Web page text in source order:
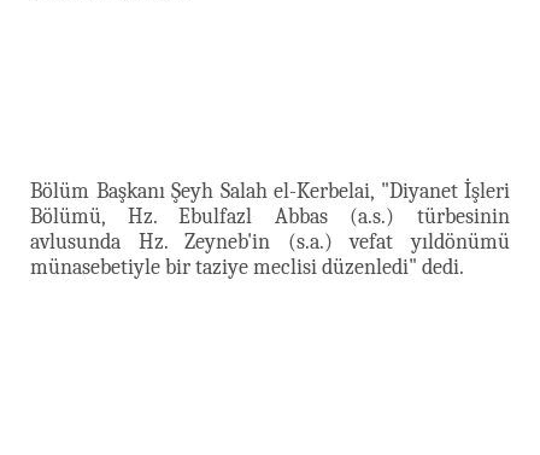
Bölüm Başkanı Şeyh Salah el-Kerbelai, "Diyanet İşleri
Bölümü, Hz. Ebulfazl Abbas (a.s.)
türbesinin
avlusunda Hz. Zeyneb'in (s.a.) vefat yıldönümü
münasebetiyle bir taziye meclisi düzenledi" dedi.